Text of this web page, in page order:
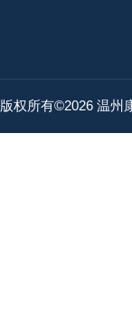
版权所有©2026 温州